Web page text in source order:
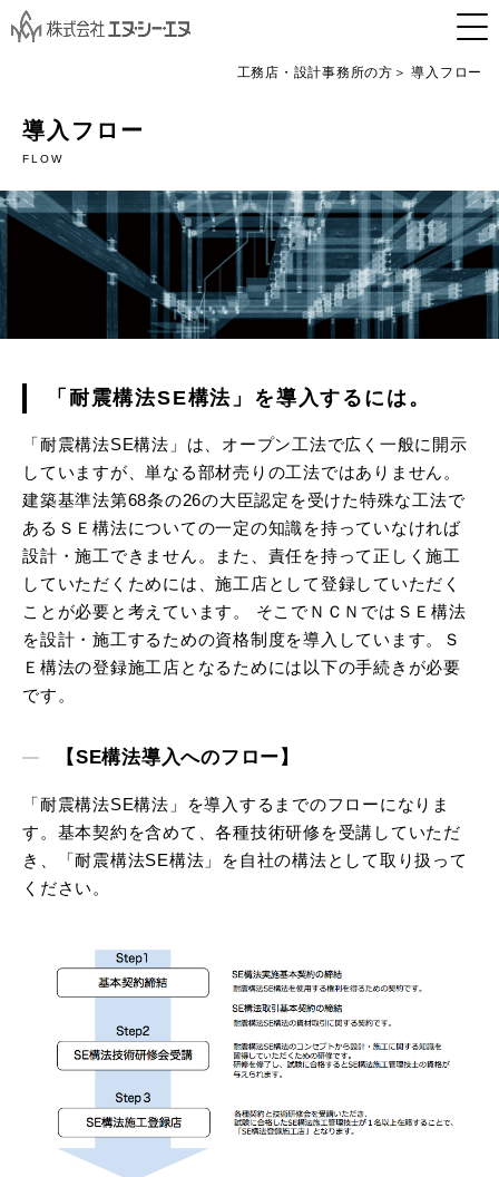
工務店・設計事務所の方 導入フロー
導入フロー
FLOW
「耐震構法SE構法」を導入するには。
「耐震構法SE構法」は、オープン工法で広く一般に開示
していますが、単なる部材売りの工法ではありません。
建築基準法第68条の26の大臣認定を受けた特殊な工法で
あるＳＥ構法についての一定の知識を持っていなければ
設計・施工できません。また、責任を持って正しく施工
していただくためには、施工店として登録していただく
ことが必要と考えています。 そこでＮＣＮではＳＥ構法
を設計・施工するための資格制度を導入しています。Ｓ
Ｅ構法の登録施工店となるためには以下の手続きが必要
です。
【SE構法導入へのフロー】
「耐震構法SE構法」を導入するまでのフローになりま
す。基本契約を含めて、各種技術研修を受講していただ
き、「耐震構法SE構法」を自社の構法として取り扱って
ください。